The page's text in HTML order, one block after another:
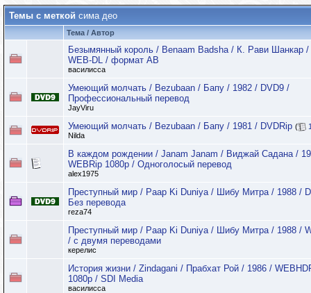
Темы с меткой сима део
Тема / Автор
Безымянный король / Benaam Badsha / К. Рави Шанкар /
WEB-DL / формат АВ
василисса
Умеющий молчать / Bezubaan / Бапу / 1982 / DVD9 /
Профессиональный перевод
JayViru
Умеющий молчать / Bezubaan / Бапу / 1981 / DVDRip (
Nilda
В каждом рождении / Janam Janam / Виджай Садана /
WEBRip 1080p / Одноголосый перевод
alex1975
Преступный мир / Paap Ki Duniya / Шибу Митра / 1988 /
Без перевода
reza74
Преступный мир / Paap Ki Duniya / Шибу Митра / 1988 /
/ с двумя переводами
керелис
История жизни / Zindagani / Прабхат Рой / 1986 /
1080p / SDI Media
василисса